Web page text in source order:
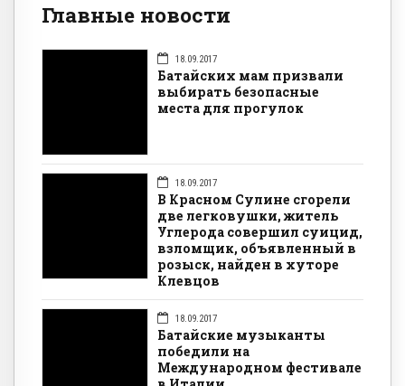
Главные новости
18.09.2017
Батайских мам призвали
выбирать безопасные
места для прогулок
18.09.2017
В Красном Сулине сгорели
две легковушки, житель
Углерода совершил суицид,
взломщик, объявленный в
розыск, найден в хуторе
Клевцов
18.09.2017
Батайские музыканты
победили на
Международном фестивале